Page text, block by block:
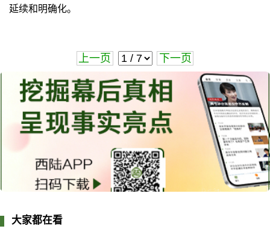
延续和明确化。
上一页 下一页
大家都在看